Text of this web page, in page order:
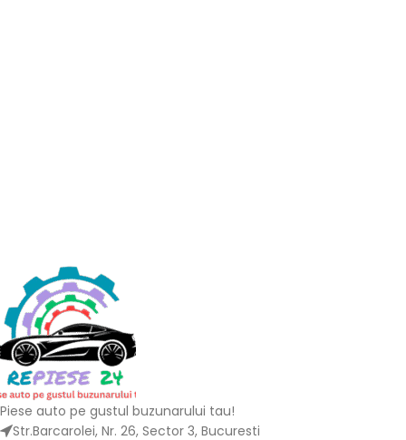
Piese auto pe gustul buzunarului tau!
Str.Barcarolei, Nr. 26, Sector 3, Bucuresti